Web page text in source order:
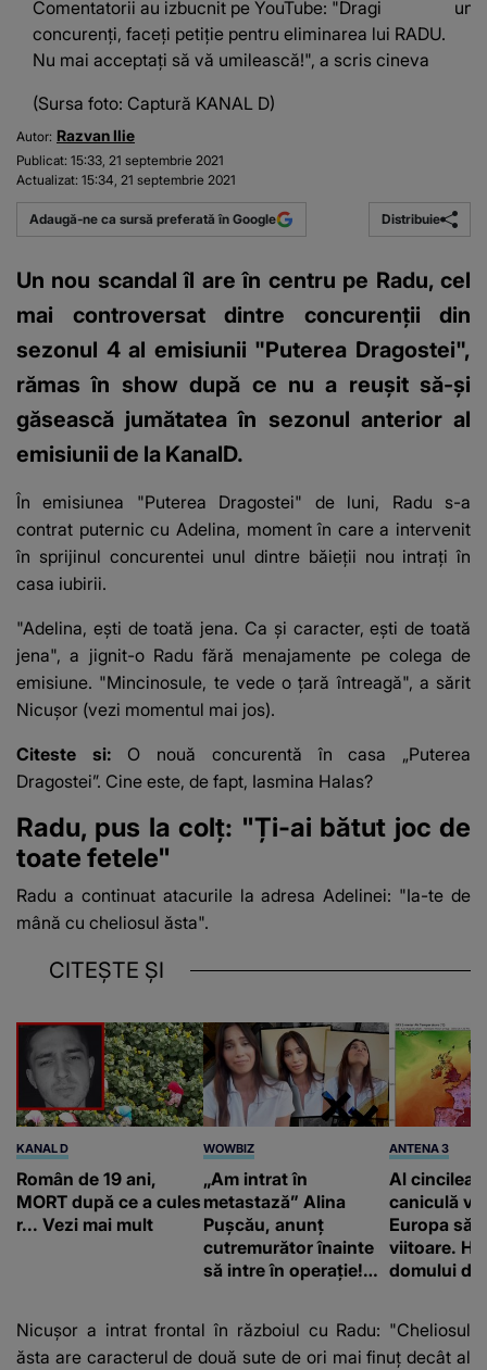
Comentatorii au izbucnit pe YouTube: "Dragi
concurenți, faceți petiție pentru eliminarea lui RADU.
Nu mai acceptați să vă umilească!", a scris cineva
(Sursa foto: Captură KANAL D)
Autor: Razvan Ilie
Publicat: 15:33, 21 septembrie 2021
Actualizat: 15:34, 21 septembrie 2021
Adaugă-ne ca sursă preferată în Google Distribuie
Un nou scandal îl are în centru pe Radu, cel
mai controversat dintre concurenții din
sezonul 4 al emisiunii "Puterea Dragostei",
rămas în show după ce nu a reușit să-și
găsească jumătatea în sezonul anterior al
emisiunii de la KanalD.
În emisiunea "Puterea Dragostei" de luni, Radu s-a
contrat puternic cu Adelina, moment în care a intervenit
în sprijinul concurentei unul dintre băieții nou intrați în
casa iubirii.
"Adelina, ești de toată jena. Ca și caracter, ești de toată
jena", a jignit-o Radu fără menajamente pe colega de
emisiune. "Mincinosule, te vede o țară întreagă", a sărit
Nicușor (vezi momentul mai jos).
Citeste si: O nouă concurentă în casa „Puterea
Dragostei”. Cine este, de fapt, Iasmina Halas?
Radu, pus la colț: "Ți-ai bătut joc de
toate fetele"
Radu a continuat atacurile la adresa Adelinei: "Ia-te de
mână cu cheliosul ăsta".
CITEȘTE ȘI
KANAL D
Român de 19 ani,
MORT după ce a cules
r... Vezi mai mult
WOWBIZ
„Am intrat în
metastază” Alina
Pușcău, anunț
cutremurător înainte
să intre în operație!
fanilor
ANTENA 3
Al cincilea
caniculă
Europa
viitoare.
domului de
Nicușor a intrat frontal în războiul cu Radu: "Cheliosul
ăsta are caracterul de două sute de ori mai finuț decât al